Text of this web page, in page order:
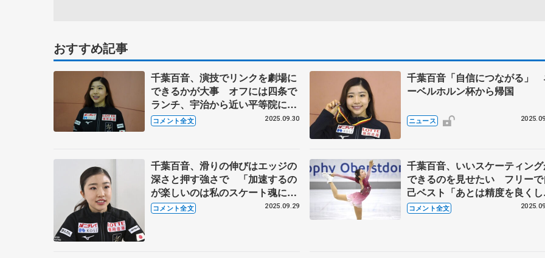
おすすめ記事
千葉百音、演技でリンクを劇場に
できるかが大事 オフには四条で
ランチ、宇治から近い平等院に
も 【ネーベルホルン杯帰国】
コメント全文 2025.09.30
千葉百音「自信につながる」
ーベルホルン杯から帰国
ニュース
千葉百音、滑りの伸びはエッジの
深さと押す強さで 「加速するの
が楽しいのは私のスケート魂にあ
る」 同郷仙台の羽生結弦さんへ
コメント全文 2025.09.29
千葉百音、いいスケーティン
できるのを見せたい フリーで
己ベスト「あとは精度を良く
いくだけ」 【ネーベルホルン
コメント全文